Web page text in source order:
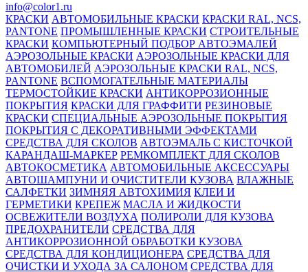
info@color1.ru
КРАСКИ АВТОМОБИЛЬНЫЕ КРАСКИ КРАСКИ RAL, NCS,
PANTONE ПРОМЫШЛЕННЫЕ КРАСКИ СТРОИТЕЛЬНЫЕ
КРАСКИ КОМПЬЮТЕРНЫЙ ПОДБОР АВТОЭМАЛЕЙ
АЭРОЗОЛЬНЫЕ КРАСКИ АЭРОЗОЛЬНЫЕ КРАСКИ ДЛЯ
АВТОМОБИЛЕЙ АЭРОЗОЛЬНЫЕ КРАСКИ RAL, NCS,
PANTONE ВСПОМОГАТЕЛЬНЫЕ МАТЕРИАЛЫ
ТЕРМОСТОЙКИЕ КРАСКИ АНТИКОРРОЗИОННЫЕ
ПОКРЫТИЯ КРАСКИ ДЛЯ ГРАФФИТИ РЕЗИНОВЫЕ
КРАСКИ СПЕЦИАЛЬНЫЕ АЭРОЗОЛЬНЫЕ ПОКРЫТИЯ
ПОКРЫТИЯ С ДЕКОРАТИВНЫМИ ЭФФЕКТАМИ
СРЕДСТВА ДЛЯ СКОЛОВ АВТОЭМАЛЬ С КИСТОЧКОЙ
КАРАНДАШ-МАРКЕР РЕМКОМПЛЕКТ ДЛЯ СКОЛОВ
АВТОКОСМЕТИКА АВТОМОБИЛЬНЫЕ АКСЕССУАРЫ
АВТОШАМПУНИ И ОЧИСТИТЕЛИ КУЗОВА ВЛАЖНЫЕ
САЛФЕТКИ ЗИМНЯЯ АВТОХИМИЯ КЛЕИ И
ГЕРМЕТИКИ КРЕПЕЖ МАСЛА И ЖИДКОСТИ
ОСВЕЖИТЕЛИ ВОЗДУХА ПОЛИРОЛИ ДЛЯ КУЗОВА
ПРЕДОХРАНИТЕЛИ СРЕДСТВА ДЛЯ
АНТИКОРРОЗИОННОЙ ОБРАБОТКИ КУЗОВА
СРЕДСТВА ДЛЯ КОНДИЦИОНЕРА СРЕДСТВА ДЛЯ
ОЧИСТКИ И УХОДА ЗА САЛОНОМ СРЕДСТВА ДЛЯ